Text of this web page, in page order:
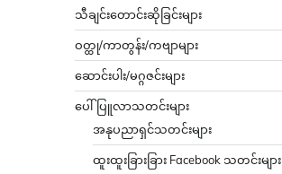
သီချင်းတောင်းဆိုခြင်းများ
ဝတ္ထု/ကာတွန်း/ကဗျာများ
ဆောင်းပါး/မဂ္ဂဇင်းများ
ပေါ်ပြူလာသတင်းများ
အနုပညာရှင်သတင်းများ
ထူးထူးခြားခြား Facebook သတင်းများ